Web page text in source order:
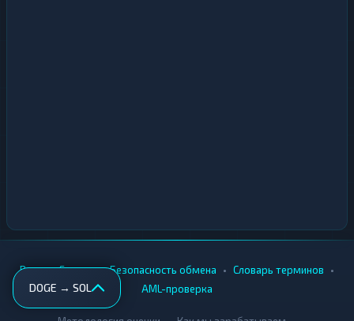
DOGE → SOL
Вики • Города • Безопасность обмена • Словарь терминов •
AML-проверка